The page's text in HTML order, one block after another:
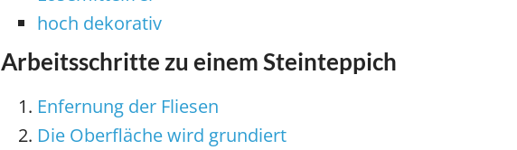
hoch dekorativ
Arbeitsschritte zu einem Steinteppich
Enfernung der Fliesen
Die Oberfläche wird grundiert